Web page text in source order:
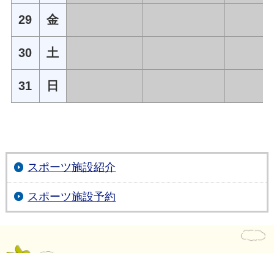
29 金
30 土
31 日
スポーツ施設紹介
スポーツ施設予約